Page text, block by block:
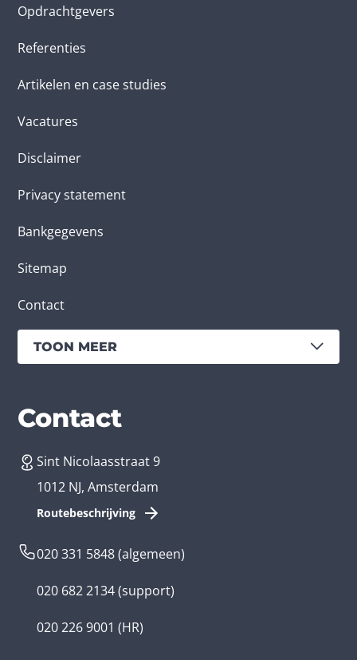
Opdrachtgevers
Referenties
Artikelen en case studies
Vacatures
Disclaimer
Privacy statement
Bankgegevens
Sitemap
Contact
TOON MEER
Diensten
App laten maken
Branches
Bedrijfsapp
Contact
Sint Nicolaasstraat 9
1012 NJ, Amsterdam
Routebeschrijving
020 331 5848(algemeen)
020 682 2134(support)
020 226 9001 (HR)